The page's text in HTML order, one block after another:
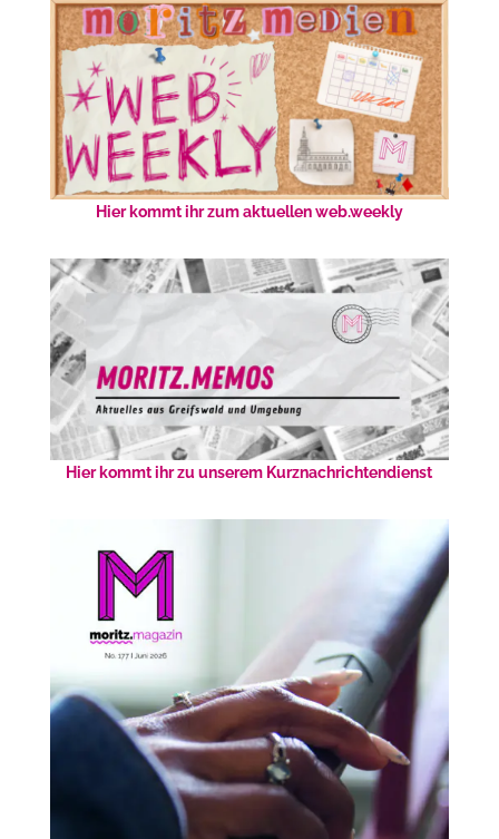
Hier kommt ihr zum aktuellen web.weekly
Hier kommt ihr zu unserem Kurznachrichtendienst